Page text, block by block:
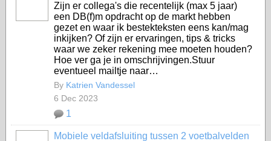
Zijn er collega's die recentelijk (max 5 jaar)
een DB(f)m opdracht op de markt hebben
gezet en waar ik bestekteksten eens kan/mag
inkijken? Of zijn er ervaringen, tips & tricks
waar we zeker rekening mee moeten houden?
Hoe ver ga je in omschrijvingen.Stuur
eventueel mailtje naar…
By Katrien Vandessel
6 Dec 2023
1
Mobiele veldafsluiting tussen 2 voetbalvelden